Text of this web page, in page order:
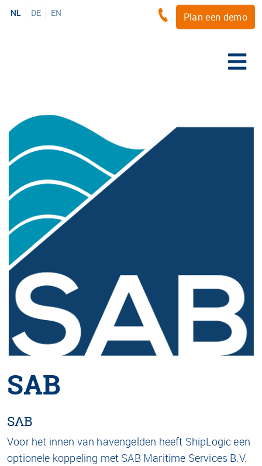
NL DE EN Plan een demo
SAB
SAB
Voor het innen van havengelden heeft ShipLogic een
optionele koppeling met SAB Maritime Services B.V.